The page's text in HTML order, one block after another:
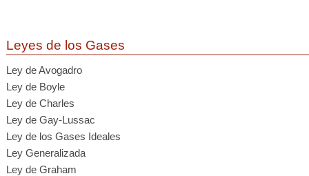
Leyes de los Gases
Ley de Avogadro
Ley de Boyle
Ley de Charles
Ley de Gay-Lussac
Ley de los Gases Ideales
Ley Generalizada
Ley de Graham